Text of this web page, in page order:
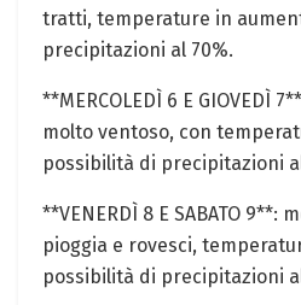
tratti, temperature in
precipitazioni al 70%.
**MERCOLEDÌ 6 E GIOVEDÌ
molto ventoso, con
possibilità di precipitazioni
**VENERDÌ 8 E SABATO 9**:
pioggia e⁤ rovesci,
possibilità di precipitazioni